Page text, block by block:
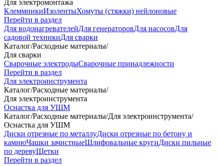
Для электромонтажа
КлеммникиИзолентыХомуты (стяжки) нейлоновые
Перейти в раздел
Для водонагревателейДля генераторовДля насосовДля
садовой техникиДля сварки
Каталог/Расходные материалы/
Для сварки
Сварочные электродыСварочные принадлежности
Перейти в раздел
Для электроинструмента
Каталог/Расходные материалы/
Для электроинструмента
Оснастка для УШМ
Каталог/Расходные материалы/Для электроинструмента/
Оснастка для УШМ
Диски отрезные по металлуДиски отрезные по бетону и
камнюЧашки зачистныеШлифовальные кругиДиски пильные
по деревуЩетки
Перейти в раздел